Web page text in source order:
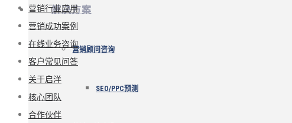
解决方案
营销顾问咨询
SEO/PPC预测
营销行业应用
营销成功案例
在线业务咨询
客户常见问答
关于启洋
核心团队
合作伙伴